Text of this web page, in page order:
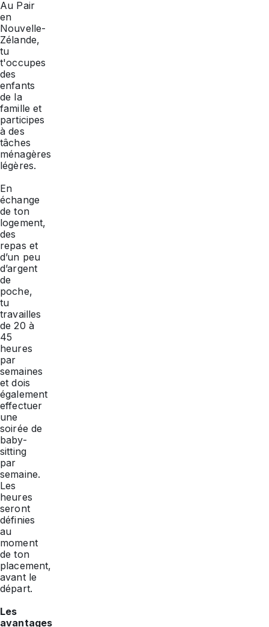
Au Pair
en
Nouvelle-
Zélande,
tu
t'occupes
des
enfants
de la
famille et
participes
à des
tâches
ménagères
légères.
En
échange
de ton
logement,
des
repas et
d’un peu
d’argent
de
poche,
tu
travailles
de 20 à
45
heures
par
semaines
et dois
également
effectuer
une
soirée de
baby-
sitting
par
semaine.
Les
heures
seront
définies
au
moment
de ton
placement,
avant le
départ.
Les
avantages